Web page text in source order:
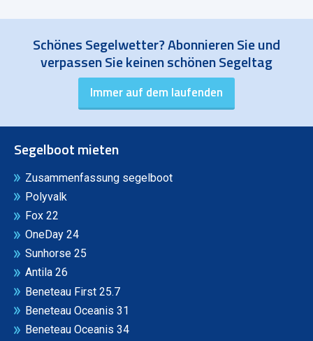
Schönes Segelwetter? Abonnieren Sie und
verpassen Sie keinen schönen Segeltag
Segelboot mieten
Zusammenfassung segelboot
Polyvalk
Fox 22
OneDay 24
Sunhorse 25
Antila 26
Beneteau First 25.7
Beneteau Oceanis 31
Beneteau Oceanis 34